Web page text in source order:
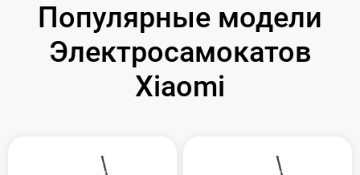
Популярные модели
Электросамокатов
Xiaomi